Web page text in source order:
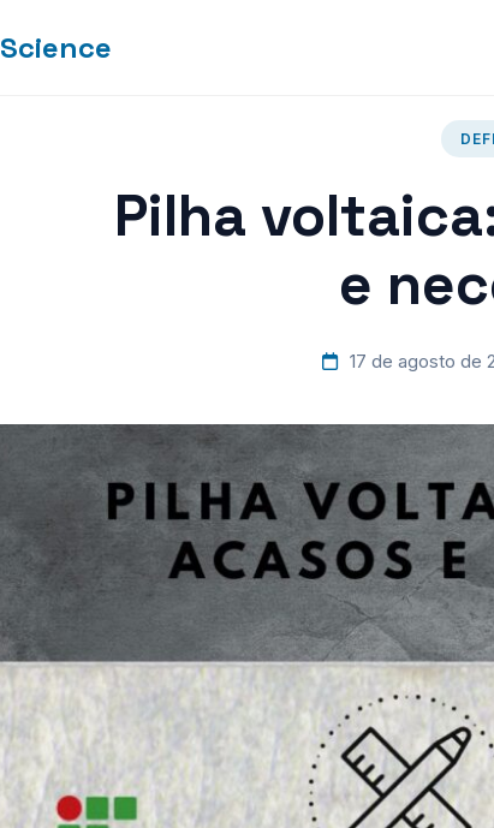
Science
Pilha
e
17 de agosto de